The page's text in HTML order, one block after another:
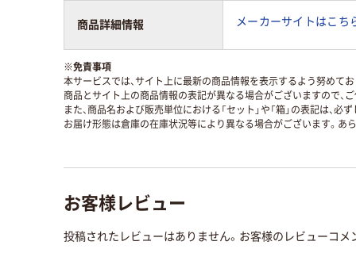
商品詳細情報 メーカーサイトはこち
※免責事項
本サービスでは、サイト上に最新の商品情報を表示するよう努めてお
商品とサイト上の商品情報の表記が異なる場合がございますので、
また、商品名および販売単位における「セット」や「箱」の表記は、
お届け形態は倉庫の在庫状況等により異なる場合がございます。あ
お客様レビュー
投稿されたレビューはありません。お客様のレビューコメ